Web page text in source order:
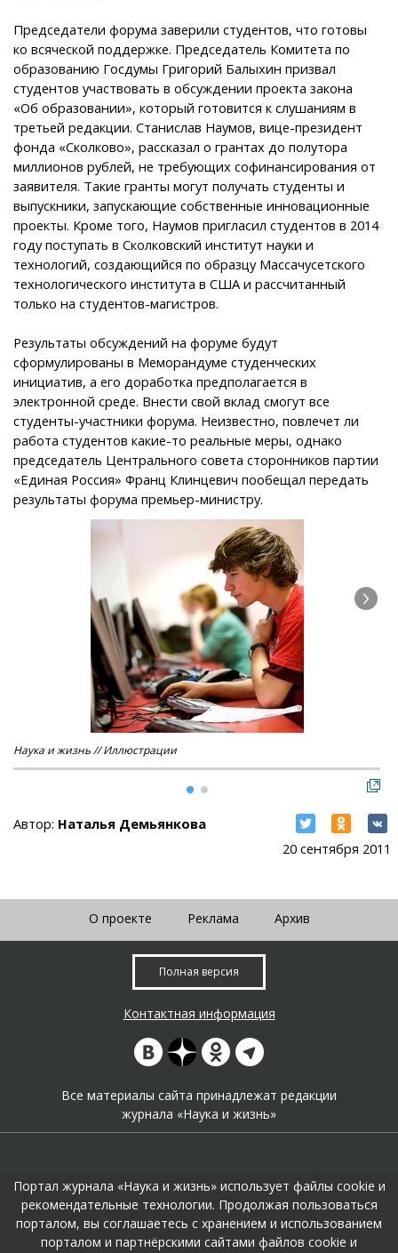
Председатели форума заверили студентов, что готовы
ко всяческой поддержке. Председатель Комитета по
образованию Госдумы Григорий Балыхин призвал
студентов участвовать в обсуждении проекта закона
«Об образовании», который готовится к слушаниям в
третьей редакции. Станислав Наумов, вице-президент
фонда «Сколково», рассказал о грантах до полутора
миллионов рублей, не требующих софинансирования от
заявителя. Такие гранты могут получать студенты и
выпускники, запускающие собственные инновационные
проекты. Кроме того, Наумов пригласил студентов в 2014
году поступать в Сколковский институт науки и
технологий, создающийся по образцу Массачусетского
технологического института в США и рассчитанный
только на студентов-магистров.
Результаты обсуждений на форуме будут
сформулированы в Меморандуме студенческих
инициатив, а его доработка предполагается в
электронной среде. Внести свой вклад смогут все
студенты-участники форума. Неизвестно, повлечет ли
работа студентов какие-то реальные меры, однако
председатель Центрального совета сторонников партии
«Единая Россия» Франц Клинцевич пообещал передать
результаты форума премьер-министру.
Наука и жизнь // Иллюстрации
20 сентября 2011
Автор: Наталья Демьянкова
О проекте Реклама Архив
Полная версия
Контактная информация
Все материалы сайта принадлежат редакции
журнала «Наука и жизнь»
На портале применяютсярекомендательные технологии
Портал журнала «Наука и жизнь» использует файлы cookie и
рекомендательные технологии. Продолжая пользоваться
порталом, вы соглашаетесь с хранением и использованием
порталом и партнёрскими сайтами файлов cookie и